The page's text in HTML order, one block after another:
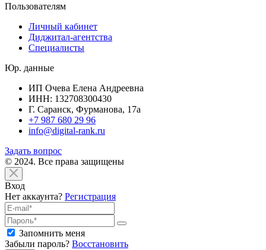
Пользователям
Личный кабинет
Диджитал-агентства
Специалисты
Юр. данные
ИП Очева Елена Андреевна
ИНН: 132708300430
Г. Саранск, Фурманова, 17а
+7 987 680 29 96
info@digital-rank.ru
Задать вопрос
© 2024. Все права защищены
Вход
Нет аккаунта? Регистрация
Запомнить меня
Забыли пароль? Восстановить